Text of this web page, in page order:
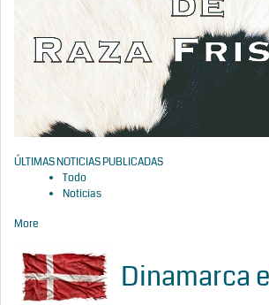
ÚLTIMAS NOTICIAS PUBLICADAS
Todo
Noticias
More
Dinamarca